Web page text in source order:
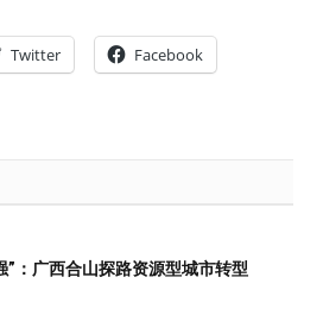
Twitter Facebook
”：广西合山探路资源型城市转型